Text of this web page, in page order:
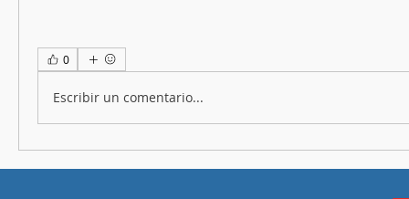
0
Escribir un comentario...